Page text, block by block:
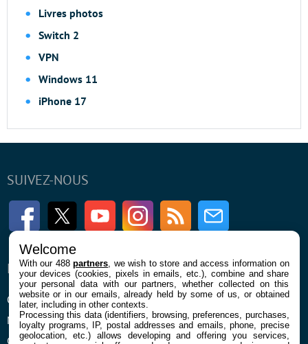
Livres photos
Switch 2
VPN
Windows 11
iPhone 17
SUIVEZ-NOUS
FacebookTwitter Youtube InstagramRSS Newsletter
ENTREPRISE
Qui sommes nous
Mentions légales et CGU
Confidentialité et Cookies
À PROPOS
La rédaction
Contact
Welcome
With our 488partners , we wish to store and access information on
your devices (cookies, pixels in emails, etc.), combine and share
your personal data with our partners, whether collected on this
website or in our emails, already held by some of us, or obtained
later, including in other contexts.
Processing this data (identifiers, browsing, preferences, purchases,
loyalty programs, IP, postal addresses and emails, phone, precise
geolocation, etc.) allows developing and offering you services,